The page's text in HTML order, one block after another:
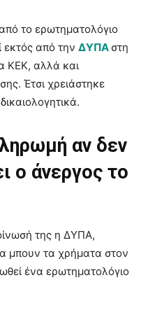
το ερωτηματολόγιο
εκτός από την ΔΥΠΑ στη
ΚΕΚ, αλλά και
Έτσι χρειάστηκε
αν δεν
ο άνεργος το
της η ΔΥΠΑ,
μπουν τα χρήματα στον
ένα ερωτηματολόγιο